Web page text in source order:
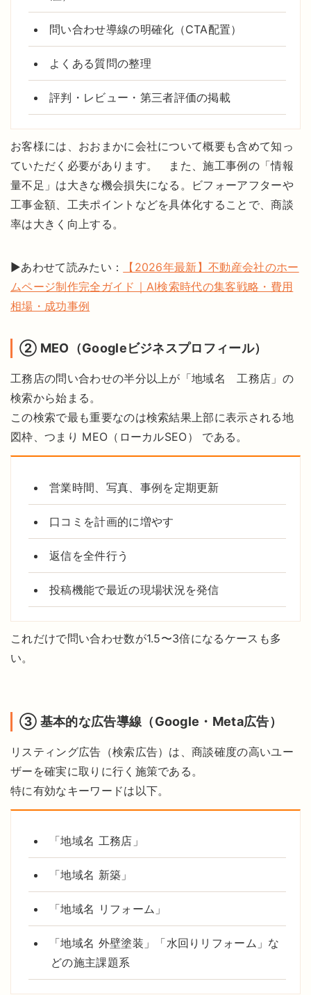
問い合わせ導線の明確化（CTA配置）
よくある質問の整理
評判・レビュー・第三者評価の掲載
お客様には、おおまかに会社について概要も含めて知っ
ていただく必要があります。 また、施工事例の「情報
量不足」は大きな機会損失になる。ビフォーアフターや
工事金額、工夫ポイントなどを具体化することで、商談
率は大きく向上する。
▶あわせて読みたい：
【2026年最新】不動産会社のホー
ムページ制作完全ガイド｜AI検索時代の集客戦略・費用
相場・成功事例
② MEO（Googleビジネスプロフィール）
工務店の問い合わせの半分以上が「地域名 工務店」の
検索から始まる。
この検索で最も重要なのは検索結果上部に表示される地
図枠、つまり MEO（ローカルSEO） である。
営業時間、写真、事例を定期更新
口コミを計画的に増やす
返信を全件行う
投稿機能で最近の現場状況を発信
これだけで問い合わせ数が1.5〜3倍になるケースも多
い。
③ 基本的な広告導線（Google・Meta広告）
リスティング広告（検索広告）は、商談確度の高いユー
ザーを確実に取りに行く施策である。
特に有効なキーワードは以下。
「地域名 工務店」
「地域名 新築」
「地域名 リフォーム」
「地域名 外壁塗装」「水回りリフォーム」な
どの施主課題系